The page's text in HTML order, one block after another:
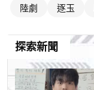
陸劇 逐玉
探索新聞